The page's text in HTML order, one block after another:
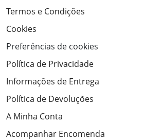
Termos e Condições
Cookies
Preferências de cookies
Política de Privacidade
Informações de Entrega
Política de Devoluções
A Minha Conta
Acompanhar Encomenda